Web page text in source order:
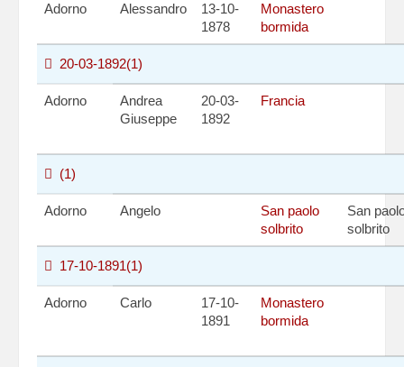
Adorno Alessandro
13-10-
1878
Monastero
bormida
20-03-1892(1)
Adorno
Andrea
Giuseppe
20-03-
1892
Francia
(1)
Adorno Angelo
San paolo
solbrito
San
solbrito
17-10-1891(1)
Adorno Carlo
17-10-
1891
Monastero
bormida